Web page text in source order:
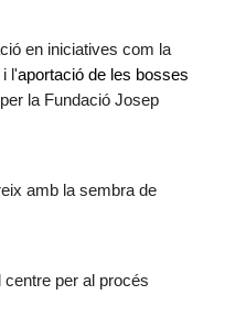
en iniciatives com la
i l'aportació de les bosses
per la Fundació Josep
amb la sembra de
centre per al procés